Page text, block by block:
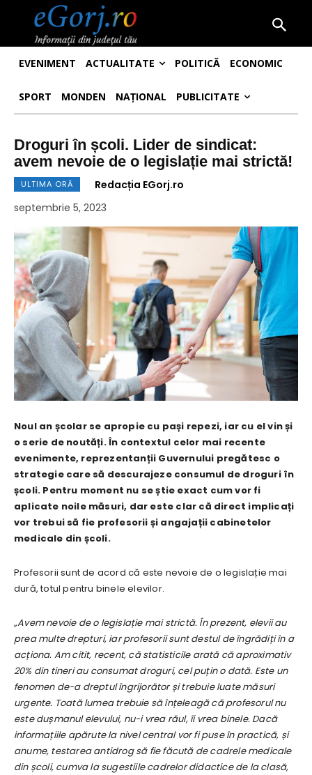
EVENIMENT ACTUALITATE POLITICĂ ECONOMIC
SPORT MONDEN NAȚIONAL PUBLICITATE
Droguri în școli. Lider de sindicat:
avem nevoie de o legislație mai strictă!
ULTIMA ORĂ
Redacția EGorj.ro
septembrie 5, 2023
Noul an școlar se apropie cu pași repezi, iar cu el vin și
o serie de noutăți. În contextul celor mai recente
evenimente, reprezentanții Guvernului pregătesc o
strategie care să descurajeze consumul de droguri în
școli. Pentru moment nu se știe exact cum vor fi
aplicate noile măsuri, dar este clar că direct implicați
vor trebui să fie profesorii și angajații cabinetelor
medicale din școli.
Profesorii sunt de acord că este nevoie de o legislație mai
dură, totul pentru binele elevilor.
„Avem nevoie de o legislație mai strictă. În prezent, elevii au
prea multe drepturi, iar profesorii sunt destul de îngrădiți în a
acționa. Am citit, recent, că statisticile arată că aproximativ
20% din tineri au consumat droguri, cel puțin o dată. Este un
fenomen de-a dreptul îngrijorător și trebuie luate măsuri
urgente. Toată lumea trebuie să înțeleagă că profesorul nu
este dușmanul elevului, nu-i vrea răul, îi vrea binele. Dacă
informațiile apărute la nivel central vor fi puse în practică, și
anume, testarea antidrog să fie făcută de cadrele medicale
din școli, cumva la sugestiile cadrelor didactice de la clasă,